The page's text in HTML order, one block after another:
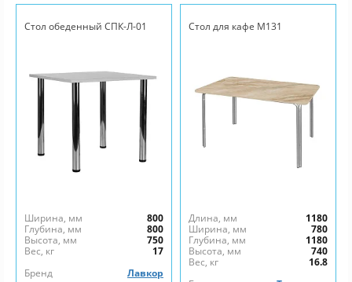
Стол обеденный СПК-Л-01
Ширина, мм
800
Глубина, мм
800
Высота, мм
750
Вес, кг
17
Бренд
Лавкор
Стол для кафе М131
Длина, мм
1180
Ширина, мм
780
Глубина, мм
1180
Высота, мм
740
Вес, кг
16.8